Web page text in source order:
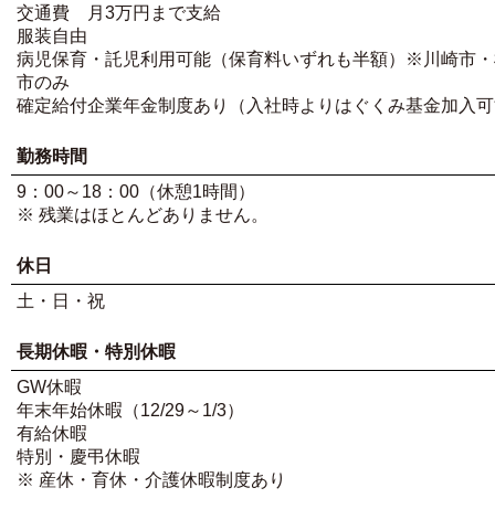
交通費 月3万円まで支給
服装自由
病児保育・託児利用可能（保育料いずれも半額）※川崎市
市のみ
確定給付企業年金制度あり（入社時よりはぐくみ基金加入
勤務時間
9：00～18：00（休憩1時間）
※ 残業はほとんどありません。
休日
土・日・祝
長期休暇・特別休暇
GW休暇
年末年始休暇（12/29～1/3）
有給休暇
特別・慶弔休暇
※ 産休・育休・介護休暇制度あり